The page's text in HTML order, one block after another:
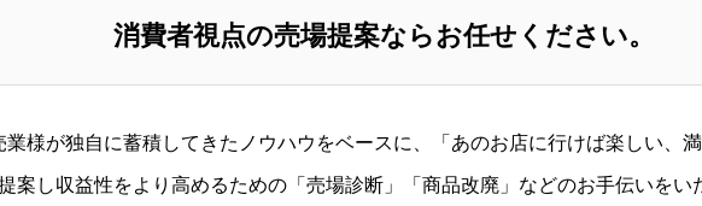
消費者視点の売場提案ならお任せください。
業様が独自に蓄積してきたノウハウをベースに、「あのお店に行けば楽しい、
案し収益性をより高めるための「売場診断」「商品改廃」などのお手伝いをい